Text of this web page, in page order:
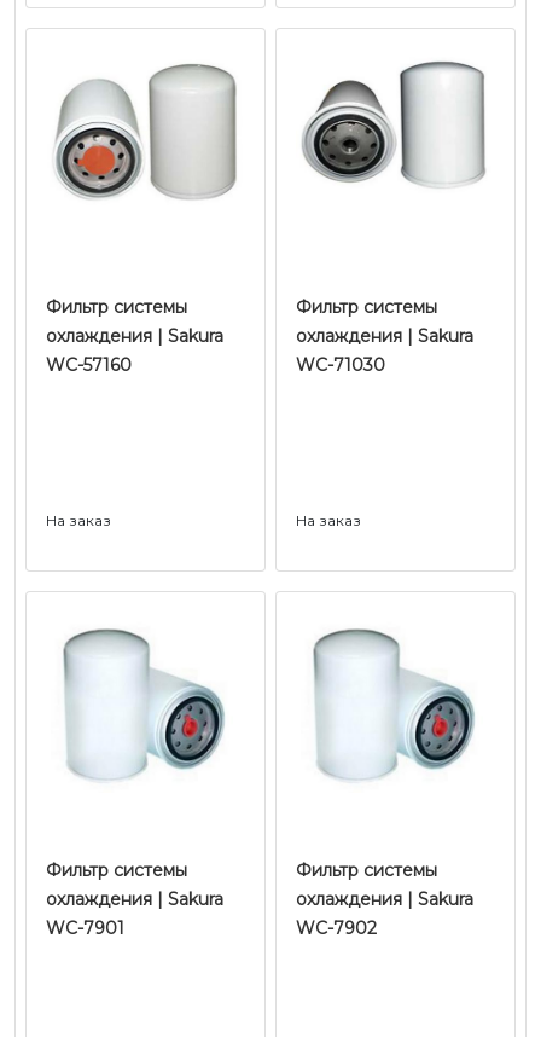
Фильтр системы
охлаждения | Sakura
WC-57160
На заказ
Фильтр системы
охлаждения | Sakura
WC-71030
На заказ
Фильтр системы
охлаждения | Sakura
WC-7901
Фильтр системы
охлаждения | Sakura
WC-7902